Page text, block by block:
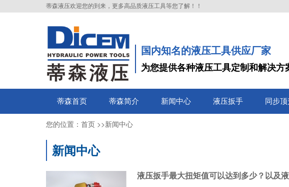
蒂森液压欢迎您的到来，更多高品质液压工具等您了解！！
国内知名的液压工具供应厂家
为您提供各种液压工具定制和解决方
蒂森首页 蒂森简介 新闻中心 液压扳手 同步
您的位置： 首页 >>新闻中心
新闻中心
液压扳手最大扭矩值可以达到多少？以及